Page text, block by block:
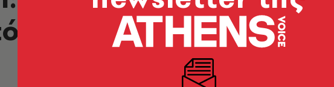
της - Με κατάγματα